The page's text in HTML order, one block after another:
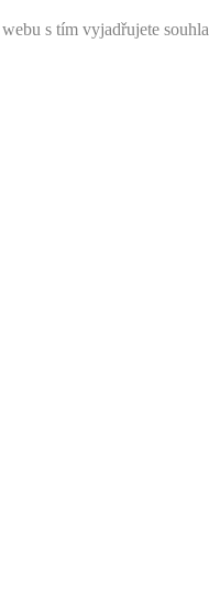
s tím vyjadřujete